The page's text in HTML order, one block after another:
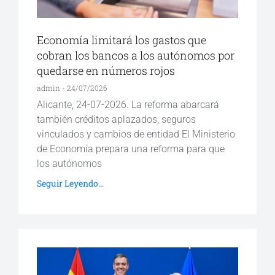
Economía limitará los gastos que
cobran los bancos a los autónomos por
quedarse en números rojos
admin 24/07/2026
Alicante, 24-07-2026. La reforma abarcará
también créditos aplazados, seguros
vinculados y cambios de entidad El Ministerio
de Economía prepara una reforma para que
los autónomos
Seguir Leyendo...